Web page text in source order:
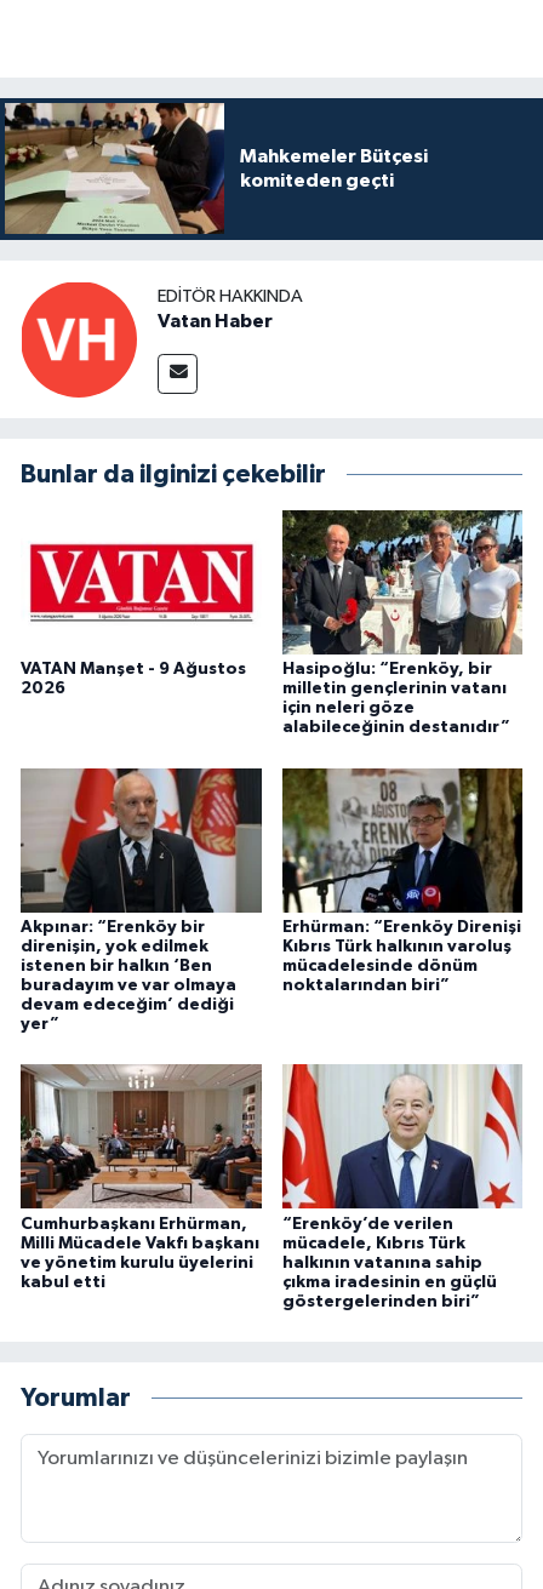
Mahkemeler Bütçesi
komiteden geçti
EDITÖR HAKKINDA
Vatan Haber
Bunlar da ilginizi çekebilir
VATAN Manşet - 9 Ağustos
2026
Hasipoğlu: “Erenköy, bir
milletin gençlerinin vatanı
için neleri göze
alabileceğinin destanıdır”
Akpınar: “Erenköy bir
direnişin, yok edilmek
istenen bir halkın ‘Ben
buradayım ve var olmaya
devam edeceğim’ dediği
yer”
Erhürman: “Erenköy Direnişi
Kıbrıs Türk halkının varoluş
mücadelesinde dönüm
noktalarından biri”
Cumhurbaşkanı Erhürman,
Milli Mücadele Vakfı başkanı
ve yönetim kurulu üyelerini
kabul etti
“Erenköy’de verilen
mücadele, Kıbrıs Türk
halkının vatanına sahip
çıkma iradesinin en güçlü
göstergelerinden biri”
Yorumlar